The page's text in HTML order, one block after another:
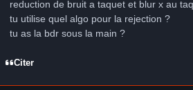
reduction de bruit a taquet et blur x au
tu utilise quel algo pour la rejection ?
tu as la bdr sous la main ?
Citer